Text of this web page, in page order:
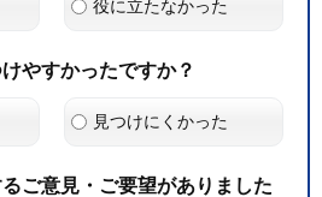
役に立たなかった
やすかったですか？
見つけにくかった
ご意見・ご要望がありました